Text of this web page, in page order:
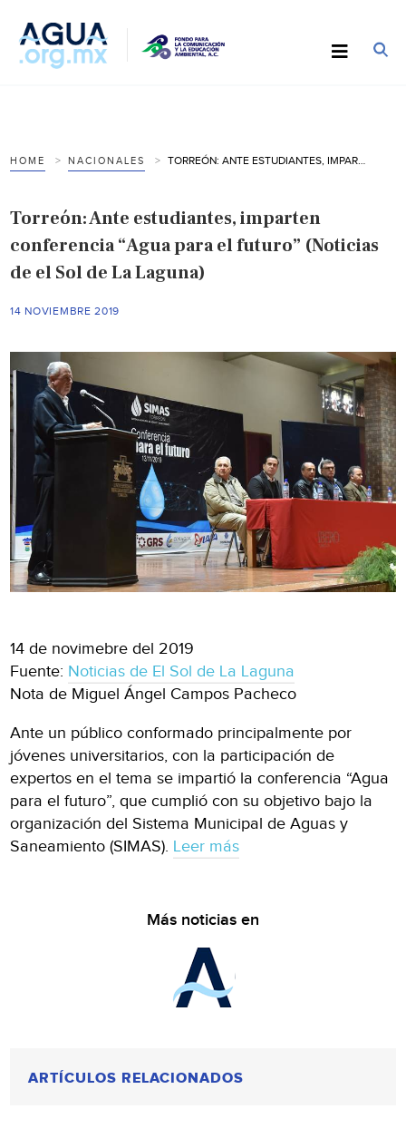
HOME NACIONALES
Torreón: Ante estudiantes, imparten
conferencia “Agua para el futuro” (Noticias
de el Sol de La Laguna)
14 NOVIEMBRE 2019
14 de novimebre del 2019
Fuente: Noticias de El Sol de La Laguna
Nota de Miguel Ángel Campos Pacheco
Ante un público conformado principalmente por
jóvenes universitarios, con la participación de
expertos en el tema se impartió la conferencia “Agua
para el futuro”, que cumplió con su objetivo bajo la
organización del Sistema Municipal de Aguas y
Saneamiento (SIMAS). Leer más
Más noticias en
ARTÍCULOS RELACIONADOS